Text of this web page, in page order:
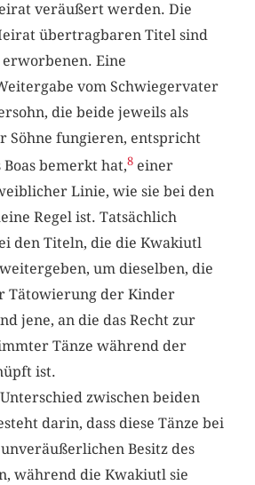
veräußert werden. Die
übertragbaren Titel sind
Eine
vom Schwiegervater
die beide jeweils als
Söhne fungieren, entspricht
bemerkt hat,8 einer
Linie, wie sie bei den
Regel ist. Tatsächlich
den Titeln, die die Kwakiutl
um dieselben, die
Tätowierung der Kinder
jene, an die das Recht zur
Tänze während der
ist.
zwischen beiden
darin, dass diese Tänze bei
Besitz des
während die Kwakiutl sie